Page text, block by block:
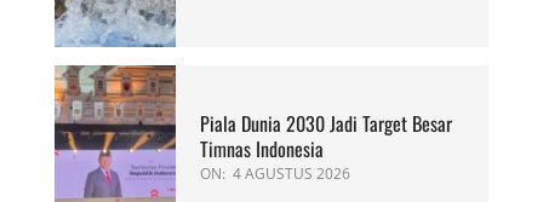
Piala Dunia 2030 Jadi Target Besar
Timnas Indonesia
ON: 4 AGUSTUS 2026